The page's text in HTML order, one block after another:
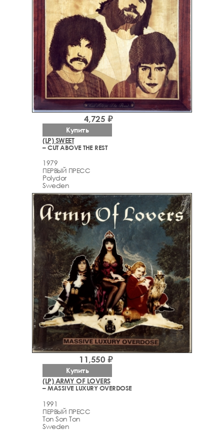
(LP) SWEET
– CUT ABOVE THE REST
1979
ПЕРВЫЙ ПРЕСС
Polydor
Sweden
4,725 ₽
Купить
(LP) ARMY OF LOVERS
– MASSIVE LUXURY OVERDOSE
1991
ПЕРВЫЙ ПРЕСС
Ton Son Ton
Sweden
11,550 ₽
Купить